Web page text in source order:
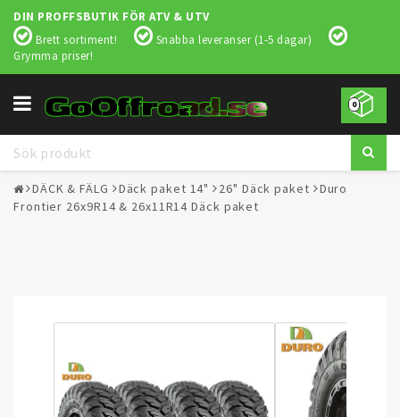
DIN PROFFSBUTIK FÖR ATV & UTV
Brett sortiment!
Snabba leveranser (1-5 dagar)
Grymma priser!
0
Toggle
navigation
DÄCK & FÄLG Däck paket 14" 26" Däck paket
Duro
Frontier 26x9R14 & 26x11R14 Däck paket